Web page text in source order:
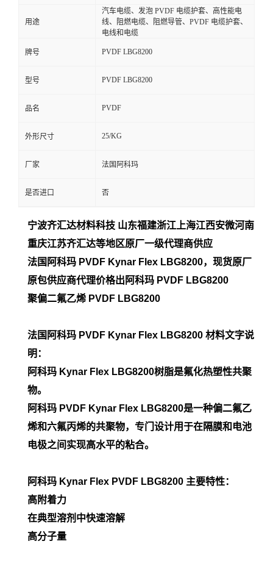
用途
汽车电缆、发泡 PVDF 电缆护套、高性能电
线、阻燃电缆、阻燃导管、PVDF 电缆护套、
电线和电缆
牌号 PVDF LBG8200
型号 PVDF LBG8200
品名 PVDF
外形尺寸 25/KG
厂家 法国阿科玛
是否进口 否
宁波齐汇达材料科技 山东福建浙江上海江西安微河南
重庆江苏齐汇达等地区原厂一级代理商供应
法国阿科玛 PVDF Kynar Flex LBG8200，现货原厂
原包供应商代理价格出阿科玛 PVDF LBG8200
聚偏二氟乙烯 PVDF LBG8200
法国阿科玛 PVDF Kynar Flex LBG8200 材料文字说
明：
阿科玛 Kynar Flex LBG8200树脂是氟化热塑性共聚
物。
阿科玛 PVDF Kynar Flex LBG8200是一种偏二氟乙
烯和六氟丙烯的共聚物，专门设计用于在隔膜和电池
电极之间实现高水平的粘合。
阿科玛 Kynar Flex PVDF LBG8200 主要特性：
高附着力
在典型溶剂中快速溶解
高分子量